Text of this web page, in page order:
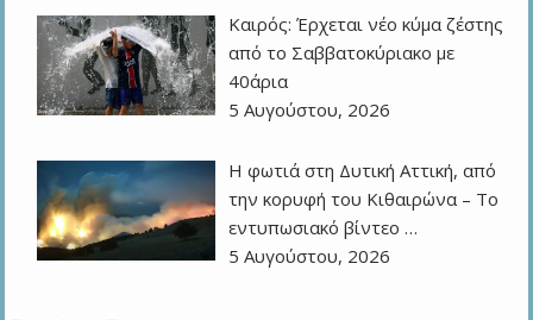
Καιρός: Έρχεται νέο κύμα ζέστης
από το Σαββατοκύριακο με
40άρια
5 Αυγούστου, 2026
Η φωτιά στη Δυτική Αττική, από
την κορυφή του Κιθαιρώνα – Το
εντυπωσιακό βίντεο …
5 Αυγούστου, 2026